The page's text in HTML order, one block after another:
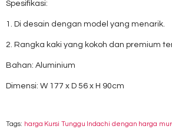
Spesifikasi:
1. Di desain dengan model yang menarik.
2. Rangka kaki yang kokoh dan premium
Bahan: Aluminium
Dimensi: W 177 x D 56 x H 90cm
Tags: harga Kursi Tunggu Indachi dengan harga